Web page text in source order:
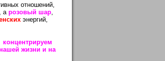
отношений,
арозовый шар
энергий,
концентрируем
жизни и на